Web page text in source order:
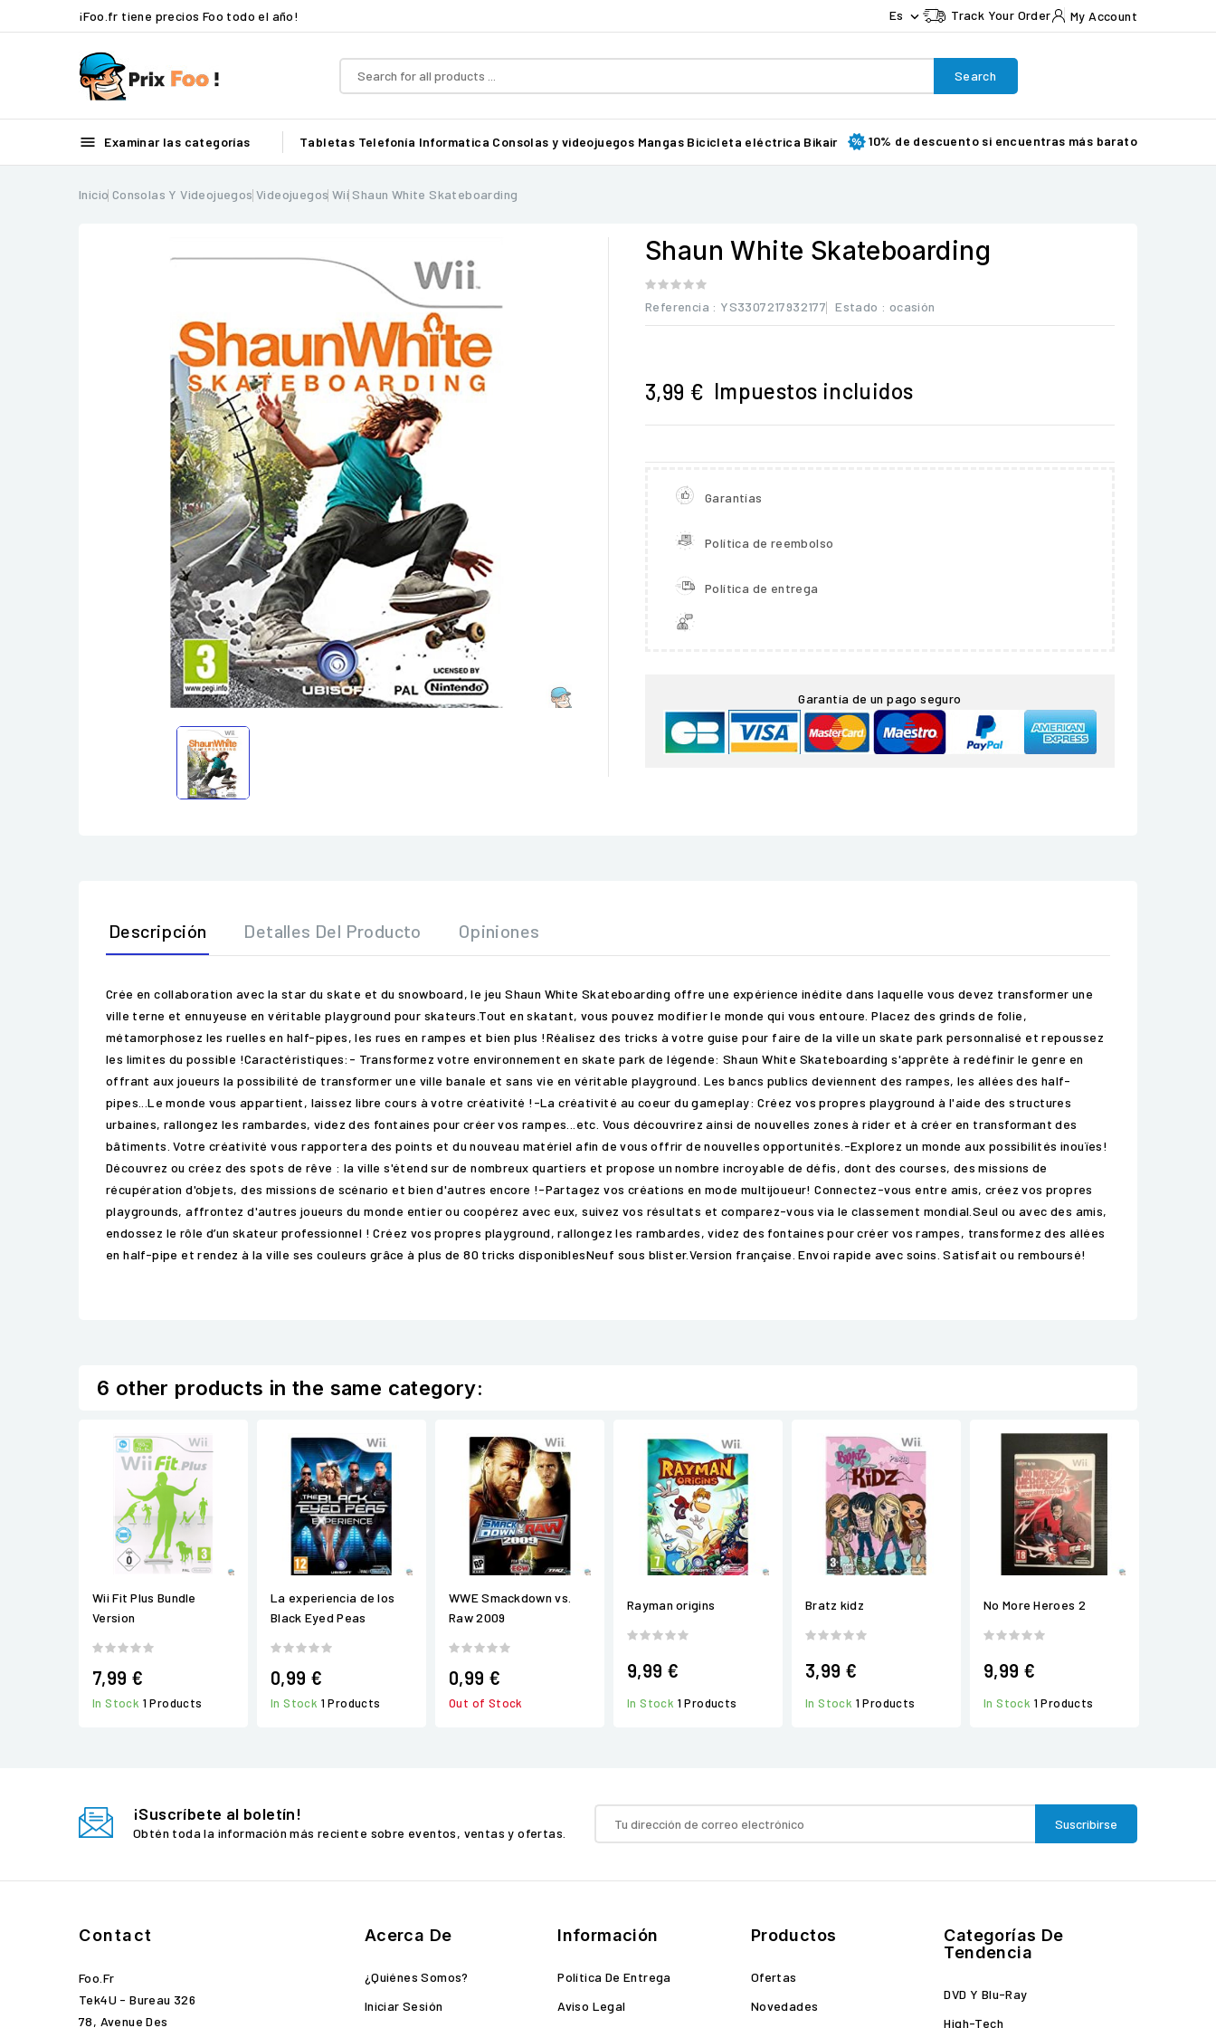
¡Foo.fr tiene precios Foo todo el año! Es  Track Your Order My Account
Search
 Examinar las categorías Tabletas Telefonía Informatica Consolas y videojuegos Mangas Bicicleta eléctrica Bikair 10% de descuento si encuentras más barato
Inicio Consolas Y Videojuegos Videojuegos Wii Shaun White Skateboarding

Shaun White Skateboarding
Referencia : YS3307217932177 Estado : ocasión
3,99 € Impuestos incluidos
Garantías
Política de reembolso
Política de entrega
Garantía de un pago seguro
Descripción Detalles Del Producto Opiniones
Crée en collaboration avec la star du skate et du snowboard, le jeu Shaun White Skateboarding offre une expérience inédite dans laquelle vous devez transformer une
ville terne et ennuyeuse en véritable playground pour skateurs.Tout en skatant, vous pouvez modifier le monde qui vous entoure. Placez des grinds de folie,
métamorphosez les ruelles en half-pipes, les rues en rampes et bien plus !Réalisez des tricks à votre guise pour faire de la ville un skate park personnalisé et repoussez
les limites du possible !Caractéristiques:- Transformez votre environnement en skate park de légende: Shaun White Skateboarding s'apprête à redéfinir le genre en
offrant aux joueurs la possibilité de transformer une ville banale et sans vie en véritable playground. Les bancs publics deviennent des rampes, les allées des half-
pipes...Le monde vous appartient, laissez libre cours à votre créativité !-La créativité au coeur du gameplay: Créez vos propres playground à l'aide des structures
urbaines, rallongez les rambardes, videz des fontaines pour créer vos rampes...etc. Vous découvrirez ainsi de nouvelles zones à rider et à créer en transformant des
bâtiments. Votre créativité vous rapportera des points et du nouveau matériel afin de vous offrir de nouvelles opportunités.-Explorez un monde aux possibilités inouïes!
Découvrez ou créez des spots de rêve : la ville s'étend sur de nombreux quartiers et propose un nombre incroyable de défis, dont des courses, des missions de
récupération d'objets, des missions de scénario et bien d'autres encore !-Partagez vos créations en mode multijoueur! Connectez-vous entre amis, créez vos propres
playgrounds, affrontez d'autres joueurs du monde entier ou coopérez avec eux, suivez vos résultats et comparez-vous via le classement mondial.Seul ou avec des amis,
endossez le rôle d’un skateur professionnel ! Créez vos propres playground, rallongez les rambardes, videz des fontaines pour créer vos rampes, transformez des allées
en half-pipe et rendez à la ville ses couleurs grâce à plus de 80 tricks disponiblesNeuf sous blister.Version française. Envoi rapide avec soins. Satisfait ou remboursé!
6 other products in the same category:
Wii Fit Plus Bundle
Version
7,99 €
In Stock 1 Products
La experiencia de los
Black Eyed Peas
0,99 €
In Stock 1 Products
WWE Smackdown vs.
Raw 2009
0,99 €
Out of Stock
Rayman origins
9,99 €
In Stock 1 Products
Bratz kidz
3,99 €
In Stock 1 Products
No More Heroes 2
9,99 €
In Stock 1 Products
¡Suscríbete al boletín!
Obtén toda la información más reciente sobre eventos, ventas y ofertas.
Contact
Foo.fr
Tek4U - Bureau 326
78, Avenue Des
Acerca De
¿Quiénes Somos?
Iniciar Sesión
Información
Política De Entrega
Aviso Legal
Productos
Ofertas
Novedades
Categorías De
Tendencia
DVD Y Blu-Ray
High-Tech